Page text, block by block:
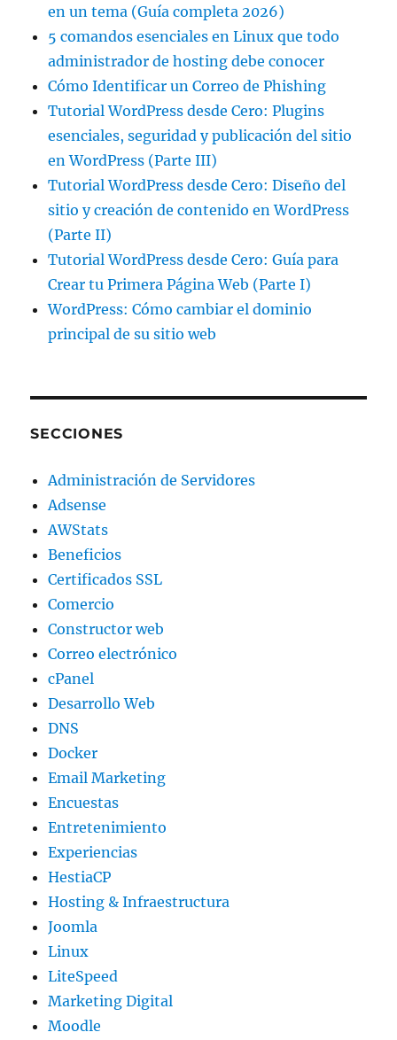
en un tema (Guía completa 2026)
5 comandos esenciales en Linux que todo
administrador de hosting debe conocer
Cómo Identificar un Correo de Phishing
Tutorial WordPress desde Cero: Plugins
esenciales, seguridad y publicación del sitio
en WordPress (Parte III)
Tutorial WordPress desde Cero: Diseño del
sitio y creación de contenido en WordPress
(Parte II)
Tutorial WordPress desde Cero: Guía para
Crear tu Primera Página Web (Parte I)
WordPress: Cómo cambiar el dominio
principal de su sitio web
SECCIONES
Administración de Servidores
Adsense
AWStats
Beneficios
Certificados SSL
Comercio
Constructor web
Correo electrónico
cPanel
Desarrollo Web
DNS
Docker
Email Marketing
Encuestas
Entretenimiento
Experiencias
HestiaCP
Hosting & Infraestructura
Joomla
Linux
LiteSpeed
Marketing Digital
Moodle